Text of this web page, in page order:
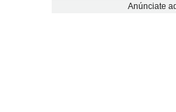
Anúnciate